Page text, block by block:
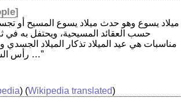
]
حسب العقائد المسيحية، ويحتفل به في
مناسبات هي عيد الميلاد تذكار الميلاد الجسدي
رأس السنة …”
) (Wikipedia translated)